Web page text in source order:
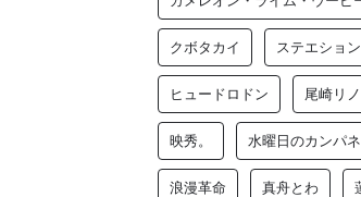
クボタカイ ステエショ
ヒュードロドン 尾崎リノ
映秀。 水曜日のカンパ
浪漫革命 真舟とわ